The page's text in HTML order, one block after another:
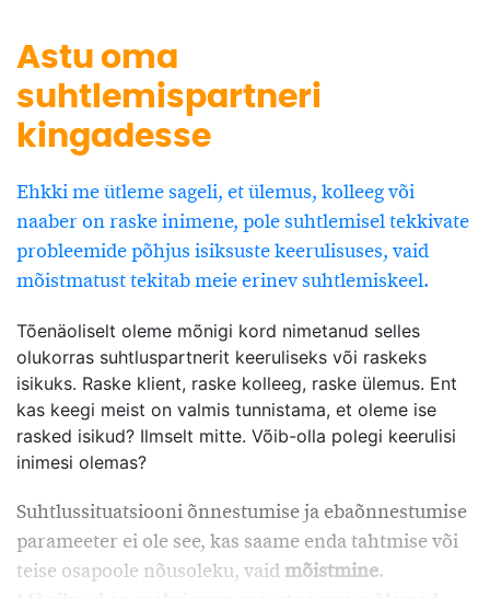
naabrimehe vahel võis viia kogukonna hävimiseni.
Seetõttu olid neil välja töötatud efektiivsed meetodid
igasuguste erimeelsuste lahendamiseks.
Kui loodusrahvaste hulgas oli kahe liikme vahel
erimeelsusi, siis kutsus kogukonna vanem
vaenutsejad enda juurde ning enne ei mindud laiali,
kui oli kokku lepitud kahju hüvitamises ning
omavahel ära lepitud. Samuti kutsuti säärastesse
võisid konfliktiga seotud olla.
Meie erinevus oma eelkäijatest on ehk peamiselt selles,
et tahame konflikte lahendada võimalikult salaja ja
võimalikult vähese kaasatuse printsiibil. Varguse
ohvriks langenu ei pruugi kuude kaupa teada midagi
käitumisest tahab klassijuhataja vanematega omaette
rääkida ning kollektiivis pingeid tekitav kolleeg
kutsutakse ülemuse juurde vaibale neljasilma
Astu oma
suhtlemispartneri
kingadesse
Ehkki me ütleme sageli, et ülemus, kolleeg või
naaber on raske inimene, pole suhtlemisel tekkivate
probleemide põhjus isiksuste keerulisuses, vaid
mõistmatust tekitab meie erinev suhtlemiskeel.
Tõenäoliselt oleme mõnigi kord nimetanud selles
olukorras suhtluspartnerit keeruliseks või raskeks
isikuks. Raske klient, raske kolleeg, raske ülemus. Ent
kas keegi meist on valmis tunnistama, et oleme ise
rasked isikud? Ilmselt mitte. Võib-olla polegi keerulisi
inimesi olemas?
Suhtlussituatsiooni õnnestumise ja ebaõnnestumise
parameeter ei ole see, kas saame enda tahtmise või
teise osapoole nõusoleku, vaid mõistmine.